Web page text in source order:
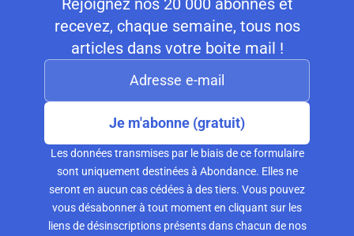
recevez, chaque semaine, tous nos
articles dans votre boite mail !
Je m'abonne (gratuit)
Les données transmises par le biais de ce formulaire
sont uniquement destinées à Abondance. Elles ne
seront en aucun cas cédées à des tiers. Vous pouvez
vous désabonner à tout moment en cliquant sur les
liens de désinscriptions présents dans chacun de nos